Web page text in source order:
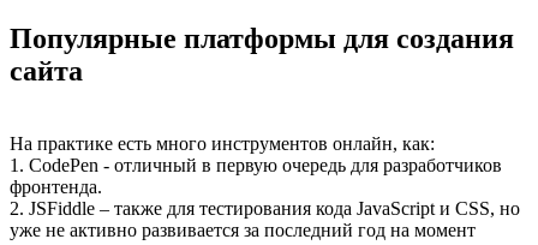
Популярные платформы для создания
сайта
На практике есть много инструментов онлайн, как:
1. CodePen - отличный в первую очередь для разработчиков
фронтенда.
2. JSFiddle – также для тестирования кода JavaScript и CSS, но
уже не активно развивается за последний год на момент